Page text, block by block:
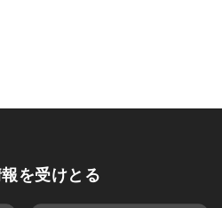
を受けとる
ることができます。